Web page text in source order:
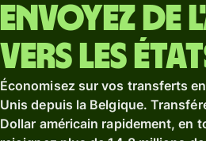
Envoyez de
vers les
Économisez sur vos transferts
Unis depuis la Belgique.
Dollar américain rapidement, en